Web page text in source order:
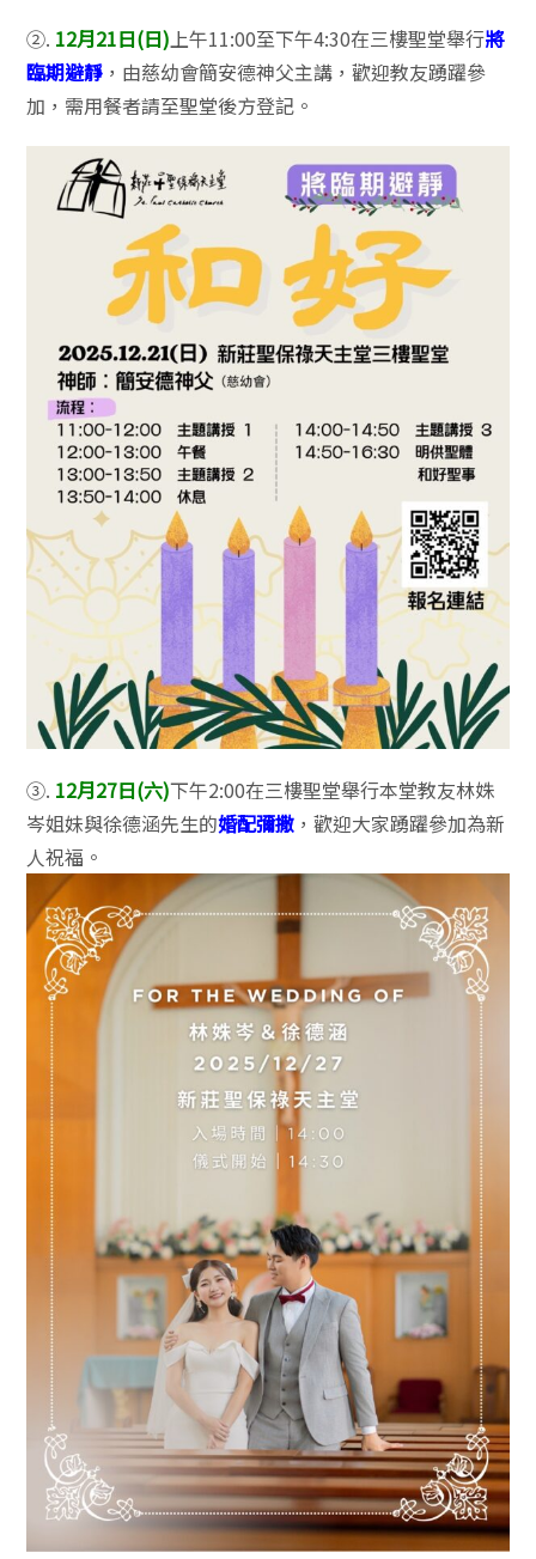
②. 12月21日(日) 上午11:00至下午4:30在三樓聖堂舉行將
臨期避靜 ，由慈幼會簡安德神父主講，歡迎教友踴躍參
加，需用餐者請至聖堂後方登記。
③. 12月27日(六)下午2:00在三樓聖堂舉行本堂教友林姝
岑姐妹與徐德涵先生的婚配彌撒 ，歡迎大家踴躍參加為新
人祝福。